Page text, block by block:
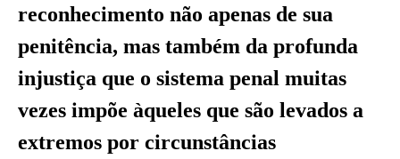
reconhecimento não apenas de sua
penitência, mas também da profunda
injustiça que o sistema penal muitas
vezes impõe àqueles que são levados a
extremos por circunstâncias